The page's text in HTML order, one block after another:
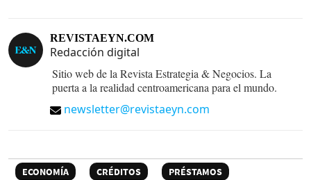
REVISTAEYN.COM
Redacción digital
Sitio web de la Revista Estrategia & Negocios. La
puerta a la realidad centroamericana para el mundo.
newsletter@revistaeyn.com
ECONOMÍA CRÉDITOS
PRÉSTAMOS